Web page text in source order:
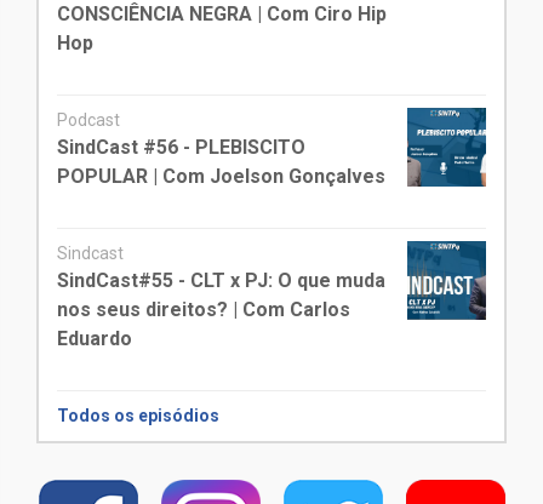
CONSCIÊNCIA NEGRA | Com Ciro Hip
Hop
Podcast
SindCast #56 - PLEBISCITO
POPULAR | Com Joelson Gonçalves
Sindcast
SindCast#55 - CLT x PJ: O que muda
nos seus direitos? | Com Carlos
Eduardo
Todos os episódios